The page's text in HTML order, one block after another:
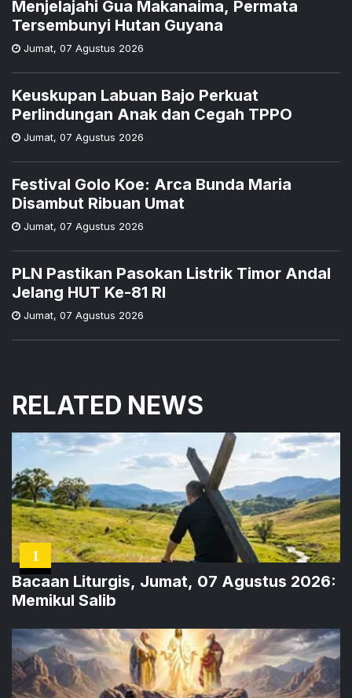
Menjelajahi Gua Makanaima, Permata
Tersembunyi Hutan Guyana
Jumat, 07 Agustus 2026
Keuskupan Labuan Bajo Perkuat
Perlindungan Anak dan Cegah TPPO
Jumat, 07 Agustus 2026
Festival Golo Koe: Arca Bunda Maria
Disambut Ribuan Umat
Jumat, 07 Agustus 2026
PLN Pastikan Pasokan Listrik Timor Andal
Jelang HUT Ke-81 RI
Jumat, 07 Agustus 2026
RELATED NEWS
1
Bacaan Liturgis, Jumat, 07 Agustus 2026:
Memikul Salib